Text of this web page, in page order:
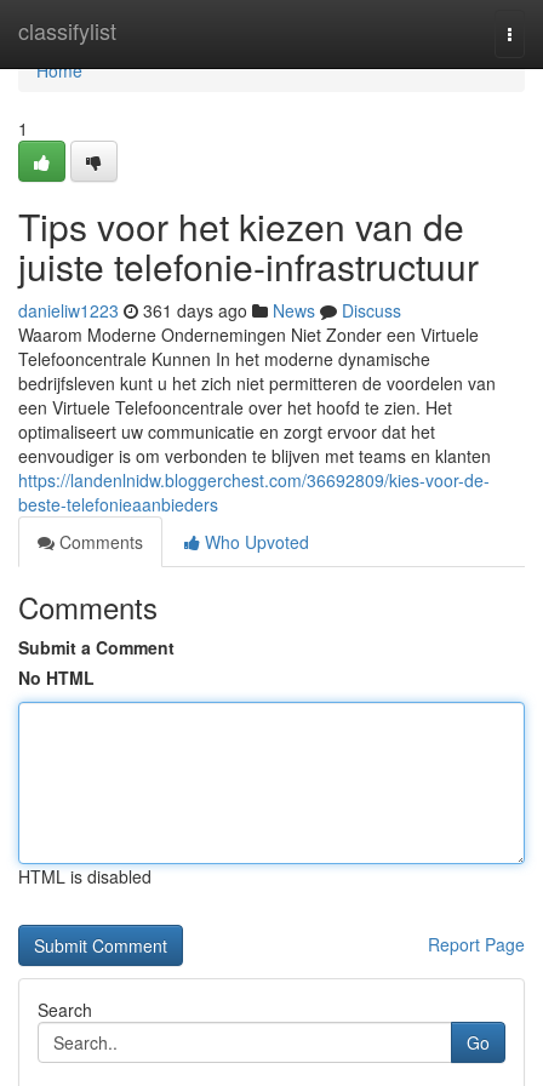
classifylist
Home
Home
1
Tips voor het kiezen van de
juiste telefonie-infrastructuur
danieliw1223 361 days ago News
Discuss
Waarom Moderne Ondernemingen Niet Zonder een Virtuele
Telefooncentrale Kunnen In het moderne dynamische
bedrijfsleven kunt u het zich niet permitteren de voordelen van
een Virtuele Telefooncentrale over het hoofd te zien. Het
optimaliseert uw communicatie en zorgt ervoor dat het
eenvoudiger is om verbonden te blijven met teams en klanten
https://landenlnidw.bloggerchest.com/36692809/kies-voor-de-
beste-telefonieaanbieders
Comments
Who Upvoted
Comments
Submit a Comment
No HTML
HTML is disabled
Report Page
Search
Go